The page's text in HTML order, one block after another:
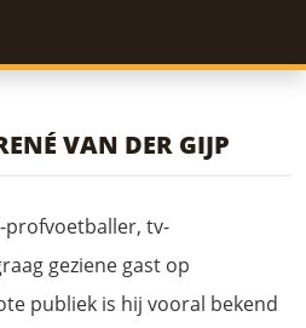
VAN DER GIJP
profvoetballer, tv-
geziene gast op
publiek is hij vooral bekend